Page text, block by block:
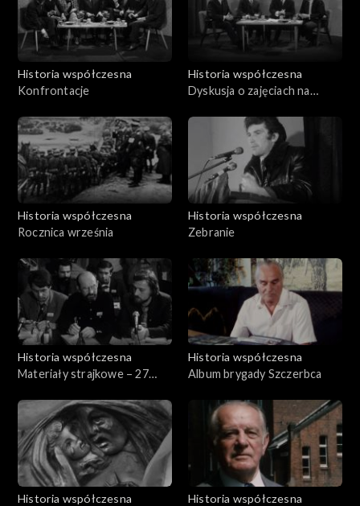
Historia współczesna
Konfrontacje
Historia współczesna
Dyskusja o zajęciach na
Historia współczesna
Rocznica września
Historia współczesna
Zebranie
Historia współczesna
Materiały strajkowe – 27
Historia współczesna
Album brygady Szczerbca
Historia współczesna
Historia współczesna